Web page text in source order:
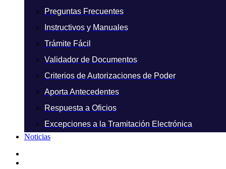
Preguntas Frecuentes
Instructivos y Manuales
Trámite Fácil
Validador de Documentos
Criterios de Autorizaciones de Poder
Aporta Antecedentes
Respuesta a Oficios
Excepciones a la Tramitación Electrónica
Noticias